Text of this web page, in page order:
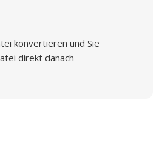
konvertieren und Sie
direkt danach